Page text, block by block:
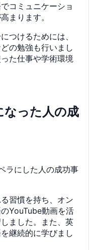
コミュニケーショ
まります。
つけるためには、
の勉強も行いまし
た仕事や学術環境
った人の成
ラにした人の成功事
習慣を持ち、オン
YouTube動画を活
ました。また、英
継続的に学びまし